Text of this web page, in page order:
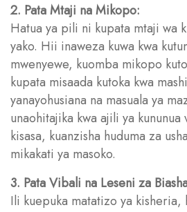
2. Pata Mtaji na Mikopo:
Hatua ya pili ni kupata mtaji wa
yako. Hii inaweza kuwa kwa
mwenyewe, kuomba mikopo
kupata misaada kutoka kwa
yanayohusiana na masuala ya
unaohitajika kwa ajili ya
kisasa, kuanzisha huduma za
mikakati ya masoko.
3. Pata Vibali na Leseni za
Ili kuepuka matatizo ya kisheria,